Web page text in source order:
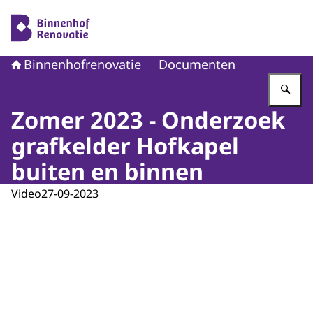
Binnenhofrenovatie Documenten
Zomer 2023 - Onderzoek
grafkelder Hofkapel
buiten en binnen
Video27-09-2023